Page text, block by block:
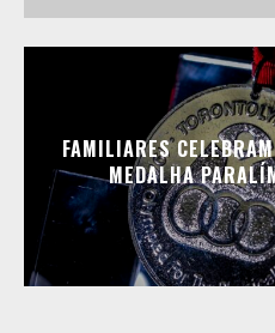
FAMILIARES
MEDALHA